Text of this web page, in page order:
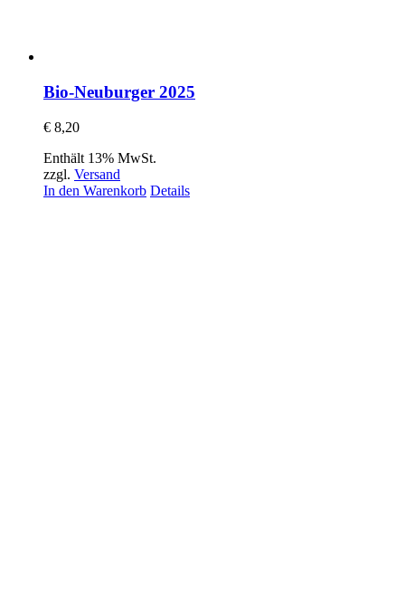
Bio-Neuburger 2025
€ 8,20
Enthält 13% MwSt.
zzgl. Versand
In den Warenkorb Details